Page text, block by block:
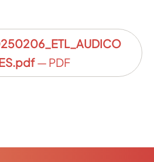
— PDF